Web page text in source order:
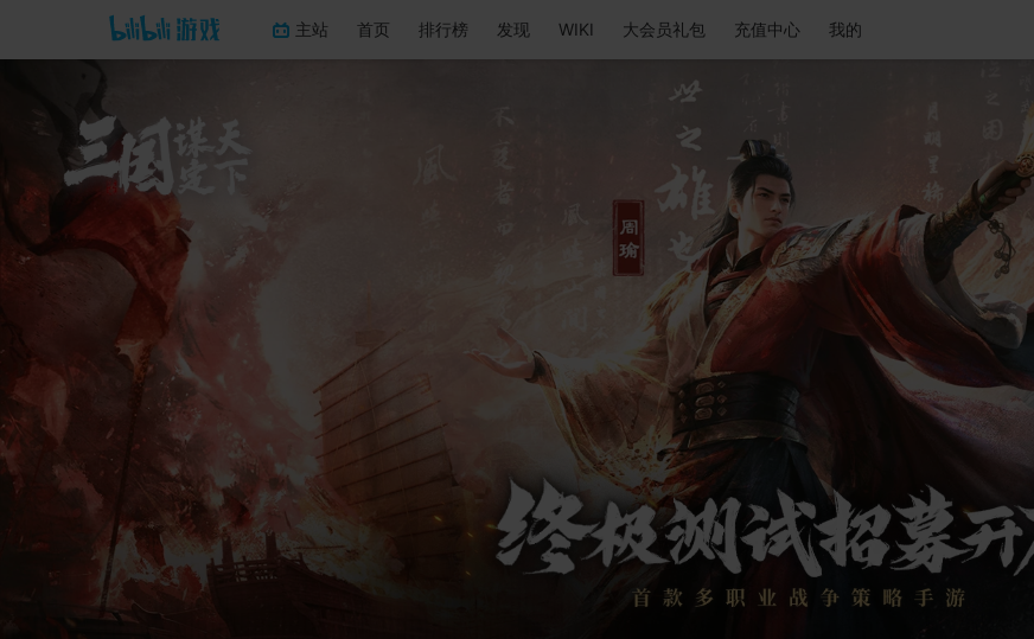
主站 首页 排行榜 发现 WIKI 大会员礼包 充值中心 我的